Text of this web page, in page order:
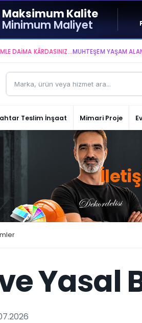
Maksimum Kalite
Minimum Maliyet
KÂRDASINIZ...MUHTEŞEM YAŞAM
Teslim İnşaat Mimari Proje
Yasal